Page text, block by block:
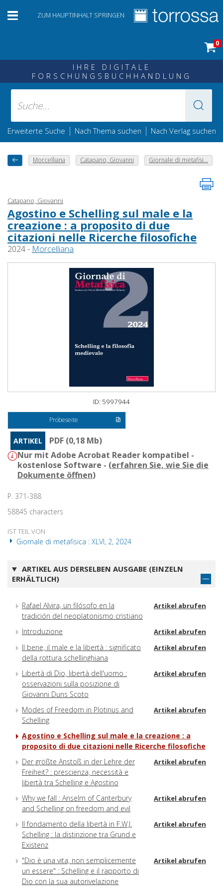
ZUM HAUPTINHALT SPRINGEN
0
IHRE DIGITALE
FORSCHUNGSBUCHHANDLUNG
Erweiterte Suche | Nach Thema suchen | Nach Verlag suchen
Morcelliana Catapano, Giovanni Giornale di metafisi...
Catapano, Giovanni
Agostino e Schelling sul male e la
creazione : a proposito di due
citazioni nelle Ricerche filosofiche
2024 - Morcelliana
ID: 5997944
Probeseite
ARTIKEL
PDF (0,18 Mb)
Nur mit Adobe Acrobat Reader kompatibel -
kostenlose Software - (erfahren Sie, wie Sie die
Dokumente öffnen)
P. 371-388
58845 characters
IST TEIL VON
Giornale di metafisica : XLVI, 2, 2024
ARTIKEL AUS DERSELBEN AUSGABE (EINZELN
ERHÄLTLICH)
Rafael Alvira, un filósofo en la
tradición del neoplatonismo cristiano
Artikel abrufen
Introduzione Artikel abrufen
Il bene, il male e la libertà : significato
della rottura schellinghiana
Artikel abrufen
Libertà di Dio, libertà dell'uomo :
osservazioni sulla posizione di
Giovanni Duns Scoto
Artikel abrufen
Modes of Freedom in Plotinus and
Schelling
Artikel abrufen
Agostino e Schelling sul male e la creazione : a
proposito di due citazioni nelle Ricerche filosofiche
Der größte Anstoß in der Lehre der
Freiheit? : prescienza, necessità e
libertà tra Schelling e Agostino
Artikel abrufen
Why we fall : Anselm of Canterbury
and Schelling on freedom and evil
Artikel abrufen
Il fondamento della libertà in F.W.J.
Schelling : la distinzione tra Grund e
Existenz
Artikel abrufen
"Dio è una vita, non semplicemente
un essere" : Schelling e il rapporto di
Dio con la sua autorivelazione
Artikel abrufen